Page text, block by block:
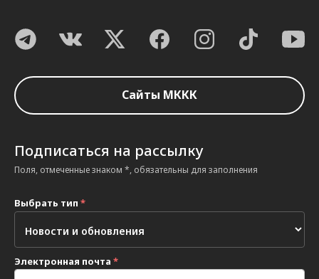
Сайты МККК
Подписаться на рассылку
Поля, отмеченные знаком *, обязательны для заполнения
Выбрать тип *
Электронная почта *